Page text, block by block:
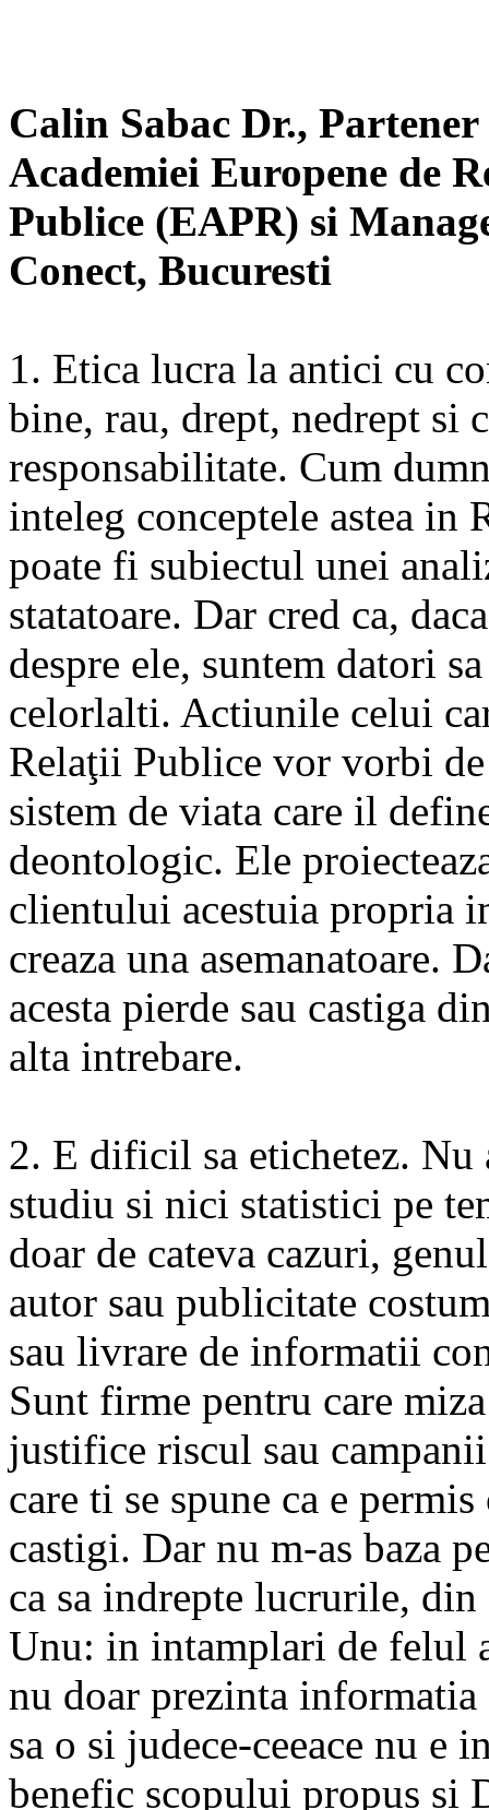
Calin Sabac Dr., Partener
Academiei Europene de
Publice (EAPR) si
Conect, Bucuresti
1. Etica lucra la antici cu
bine, rau, drept, nedrept si
responsabilitate. Cum
inteleg conceptele astea in
poate fi subiectul unei
statatoare. Dar cred ca,
despre ele, suntem datori
celorlalti. Actiunile celui
Relaţii Publice vor vorbi
sistem de viata care il
deontologic. Ele
clientului acestuia propria
creaza una asemanatoare.
acesta pierde sau castiga
alta intrebare.
2. E dificil sa etichetez. Nu
studiu si nici statistici pe
doar de cateva cazuri,
autor sau publicitate
sau livrare de informatii
Sunt firme pentru care
justifice riscul sau
care ti se spune ca e permis
castigi. Dar nu m-as baza
ca sa indrepte lucrurile,
Unu: in intamplari de felul
nu doar prezinta informatia
sa o si judece-ceeace nu e
benefic scopului propus si